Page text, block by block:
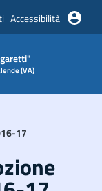
Accessibilità
(VA)
17